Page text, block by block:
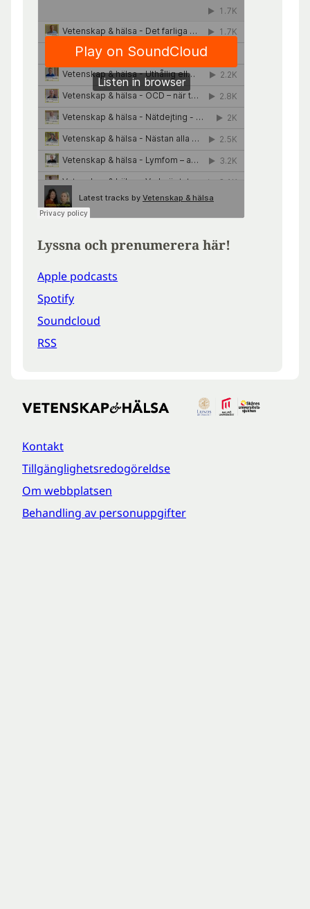
Lyssna och prenumerera här!
Apple podcasts
Spotify
Soundcloud
RSS
Kontakt
Tillgänglighetsredogöreldse
Om webbplatsen
Behandling av personuppgifter